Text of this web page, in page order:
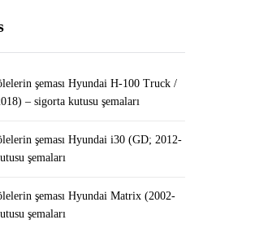
ve rölelerin şeması
şemaları
şeması Hyundai H-100 Truck /
– sigorta kutusu şemaları
şeması Hyundai i30 (GD; 2012-
şemaları
şeması Hyundai Matrix (2002-
şemaları